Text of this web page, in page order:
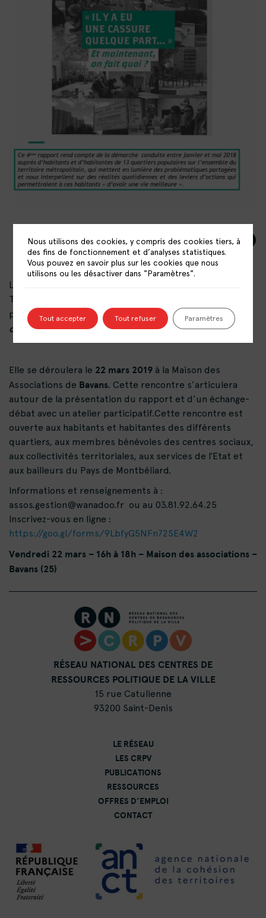
La Maison pour tous – Centre Social de Bavans et
Trajectoire Ressources organise une rencontre afin de
présenter le quatrième rapport biennal«
Il y a une
cassure quelque part… Et maintenant on fait quoi ?
Elle se déroulera le 22 mars 2019 à la Maison des
Associations de Bavans. Cette rencontre s’articulera
autour de la présentation du rapport et d’un échange-
débat avec un atelier participatif.Cette rencontre est
ouverte aux habitants et habitantes des différents
quartiers, aux membres bénévoles des centres sociaux,
aux collectivités territoriales, aux services de l’Etat et
aux bailleurs du Pays de Montbéliard.
Informations et renseignements à :
assos.gestion@wanadoo.fr ou au 03.81.92.64.25
Inscrivez-vous en ligne :
https://goo.gl/forms/9LbfyG5NFn72SE4W2
Vendredi 22 mars – 16h à 18h – Maison des associations –
Bavans (25)
RÉSEAU NATIONAL DES CENTRES DE
RESSOURCES POLITIQUE DE LA VILLE
15 rue Catulienne
93200 Saint-Denis
LE RÉSEAU
LES CRPV
PUBLICATIONS
RESSOURCES
OFFRES D’EMPLOI
CONTACT
Nous utilisons des cookies, y compris des cookies tiers, à
des fins de fonctionnement et d’analyses statistiques.
Vous pouvez en savoir plus sur les cookies que nous
utilisons ou les désactiver dans "Paramètres".
Tout accepter Tout refuser Paramètres